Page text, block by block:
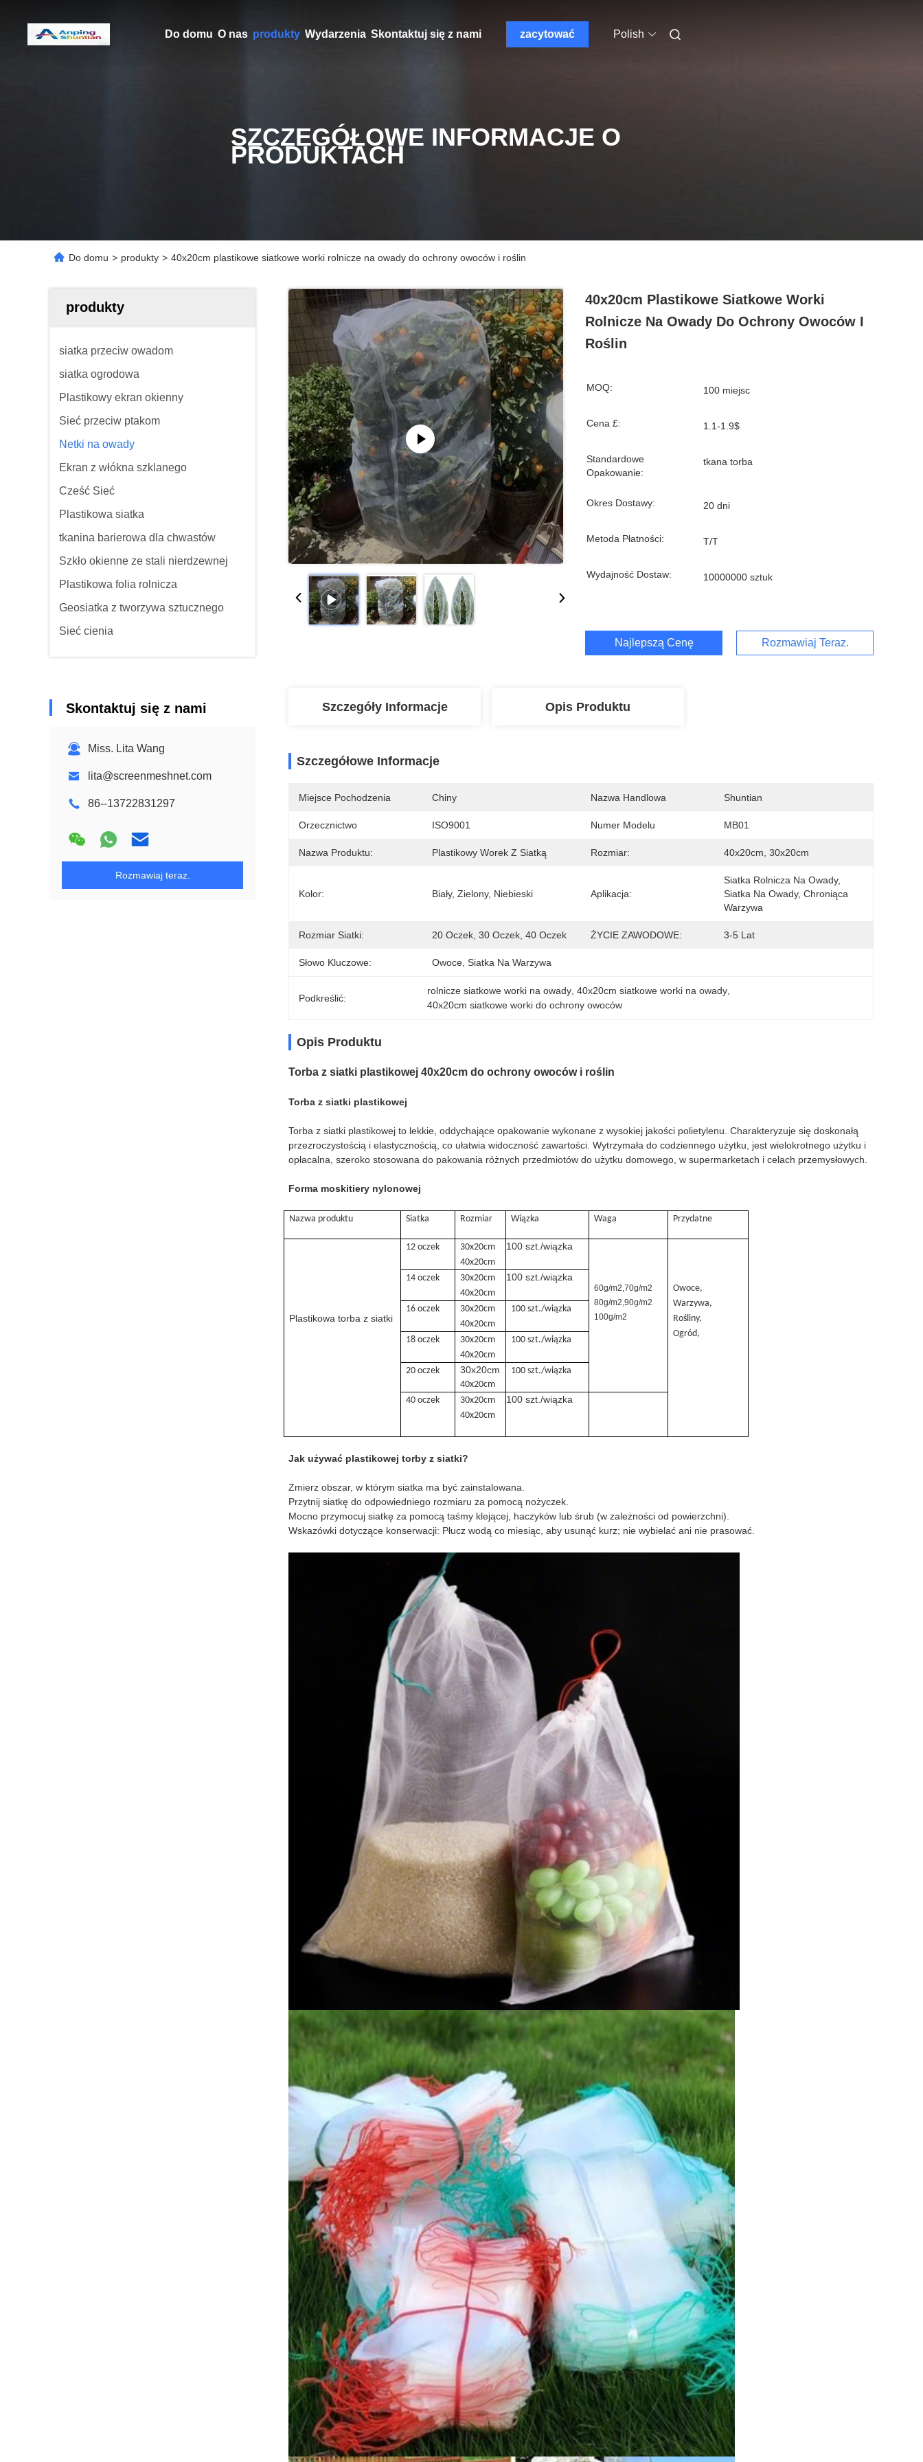
Do domu O nas produkty Wydarzenia Skontaktuj się z nami zacytować Polish
SZCZEGÓŁOWE INFORMACJE O
PRODUKTACH
Do domu > produkty > 40x20cm plastikowe siatkowe worki rolnicze na owady do ochrony owoców i roślin
produkty
siatka przeciw owadom
siatka ogrodowa
Plastikowy ekran okienny
Sieć przeciw ptakom
Netki na owady
Ekran z włókna szklanego
Cześć Sieć
Plastikowa siatka
tkanina barierowa dla chwastów
Szkło okienne ze stali nierdzewnej
Plastikowa folia rolnicza
Geosiatka z tworzywa sztucznego
Sieć cienia
Skontaktuj się z nami
Miss. Lita Wang
lita@screenmeshnet.com
86--13722831297
Rozmawiaj teraz.
40x20cm Plastikowe Siatkowe Worki
Rolnicze Na Owady Do Ochrony Owoców I
Roślin
MOQ: 100 miejsc
Cena £: 1.1-1.9$
Standardowe
Opakowanie:
tkana torba
Okres Dostawy: 20 dni
Metoda Płatności: T/T
Wydajność Dostaw: 10000000 sztuk
Najlepszą Cenę Rozmawiaj Teraz.
Szczegóły Informacje Opis Produktu
Szczegółowe Informacje
Miejsce Pochodzenia Chiny Nazwa Handlowa Shuntian
Orzecznictwo ISO9001 Numer Modelu MB01
Nazwa Produktu: Plastikowy Worek Z Siatką Rozmiar: 40x20cm, 30x20cm
Kolor: Biały, Zielony, Niebieski Aplikacja:
Siatka Rolnicza Na Owady,
Siatka Na Owady, Chroniąca
Warzywa
Rozmiar Siatki: 20 Oczek, 30 Oczek, 40 Oczek ŻYCIE ZAWODOWE: 3-5 Lat
Słowo Kluczowe: Owoce, Siatka Na Warzywa
Podkreślić:
rolnicze siatkowe worki na owady , 40x20cm siatkowe worki na owady
40x20cm siatkowe worki do ochrony owoców
Opis Produktu
Torba z siatki plastikowej 40x20cm do ochrony owoców i roślin
Torba z siatki plastikowej
Torba z siatki plastikowej to lekkie, oddychające opakowanie wykonane z wysokiej jakości polietylenu. Charakteryzuje się doskonałą
przezroczystością i elastycznością, co ułatwia widoczność zawartości. Wytrzymała do codziennego użytku, jest wielokrotnego użytku i
opłacalna, szeroko stosowana do pakowania różnych przedmiotów do użytku domowego, w supermarketach i celach przemysłowych.
Forma moskitiery nylonowej
Nazwa produktu Siatka Rozmiar Wiązka Waga Przydatne
Plastikowa torba z siatki
12 oczek
30x20cm
40x20cm
100 szt./wiązka
60g/m2,70g/m2
80g/m2,90g/m2
100g/m2
Owoce,
Warzywa,
Rośliny,
Ogród,
14 oczek
30x20cm
40x20cm
100 szt./wiązka
16 oczek
30x20cm
40x20cm
100 szt./wiązka
18 oczek
30x20cm
40x20cm
100 szt./wiązka
20 oczek 30x20cm
40x20cm
100 szt./wiązka
40 oczek
30x20cm
40x20cm
100 szt./wiązka
Jak używać plastikowej torby z siatki?
Zmierz obszar, w którym siatka ma być zainstalowana.
Przytnij siatkę do odpowiedniego rozmiaru za pomocą nożyczek.
Mocno przymocuj siatkę za pomocą taśmy klejącej, haczyków lub śrub (w zależności od powierzchni).
Wskazówki dotyczące konserwacji: Płucz wodą co miesiąc, aby usunąć kurz; nie wybielać ani nie prasować.